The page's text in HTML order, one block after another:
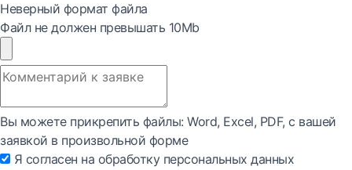
Неверный формат файла
Файл не должен превышать 10Mb
Вы можете прикрепить файлы: Word, Exсel, PDF, с вашей
заявкой в произвольной форме
Я согласен на обработку персональных данных